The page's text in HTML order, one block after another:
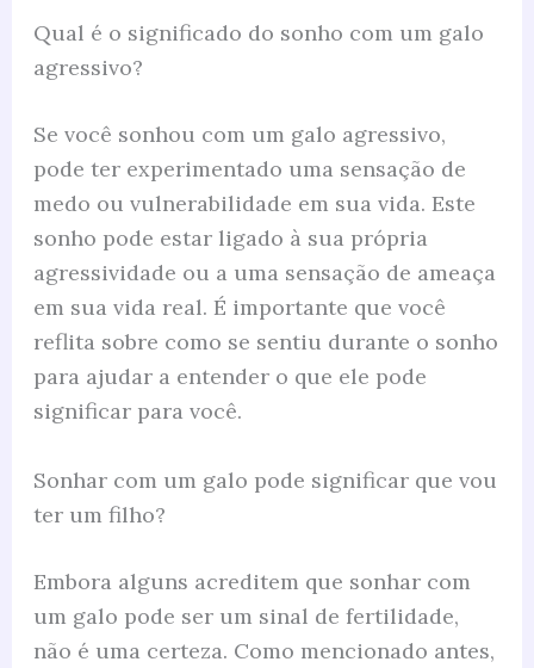
Qual é o significado do sonho com um galo
agressivo?
Se você sonhou com um galo agressivo,
pode ter experimentado uma sensação de
medo ou vulnerabilidade em sua vida. Este
sonho pode estar ligado à sua própria
agressividade ou a uma sensação de ameaça
em sua vida real. É importante que você
reflita sobre como se sentiu durante o sonho
para ajudar a entender o que ele pode
significar para você.
Sonhar com um galo pode significar que vou
ter um filho?
Embora alguns acreditem que sonhar com
um galo pode ser um sinal de fertilidade,
não é uma certeza. Como mencionado antes,